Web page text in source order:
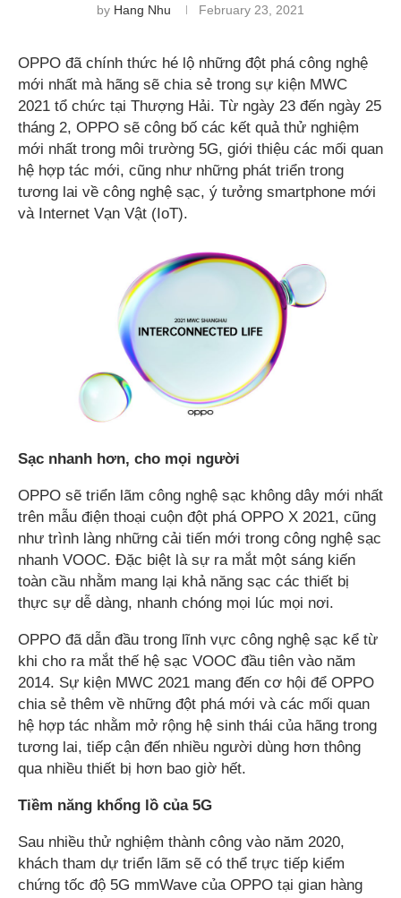
by Hang Nhu February 23, 2021
OPPO đã chính thức hé lộ những đột phá công nghệ
mới nhất mà hãng sẽ chia sẻ trong sự kiện MWC
2021 tổ chức tại Thượng Hải. Từ ngày 23 đến ngày 25
tháng 2, OPPO sẽ công bố các kết quả thử nghiệm
mới nhất trong môi trường 5G, giới thiệu các mối quan
hệ hợp tác mới, cũng như những phát triển trong
tương lai về công nghệ sạc, ý tưởng smartphone mới
và Internet Vạn Vật (IoT).
Sạc nhanh hơn, cho mọi người
OPPO sẽ triển lãm công nghệ sạc không dây mới nhất
trên mẫu điện thoại cuộn đột phá OPPO X 2021, cũng
như trình làng những cải tiến mới trong công nghệ sạc
nhanh VOOC. Đặc biệt là sự ra mắt một sáng kiến ​​
toàn cầu nhằm mang lại khả năng sạc các thiết bị
thực sự dễ dàng, nhanh chóng mọi lúc mọi nơi.
OPPO đã dẫn đầu trong lĩnh vực công nghệ sạc kể từ
khi cho ra mắt thế hệ sạc VOOC đầu tiên vào năm
2014. Sự kiện MWC 2021 mang đến cơ hội để OPPO
chia sẻ thêm về những đột phá mới và các mối quan
hệ hợp tác nhằm mở rộng hệ sinh thái của hãng trong
tương lai, tiếp cận đến nhiều người dùng hơn thông
qua nhiều thiết bị hơn bao giờ hết.
Tiềm năng khổng lồ của 5G
Sau nhiều thử nghiệm thành công vào năm 2020,
khách tham dự triển lãm sẽ có thể trực tiếp kiểm
chứng tốc độ 5G mmWave của OPPO tại gian hàng